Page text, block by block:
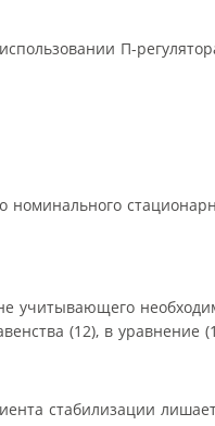
П-
номинального
учитывающего
(12), в уравнение
стабилизации